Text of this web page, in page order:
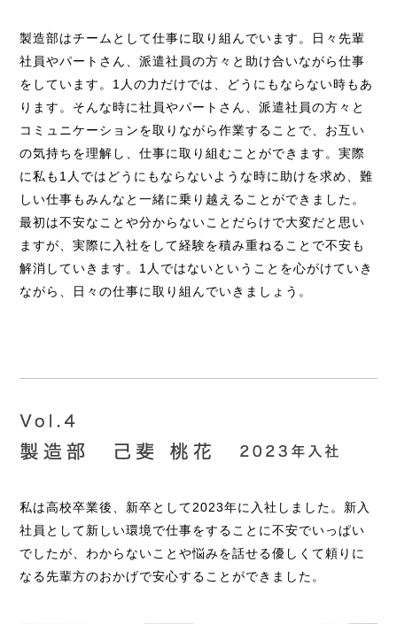
製造部はチームとして仕事に取り組んでいます。日々先輩
社員やパートさん、派遣社員の方々と助け合いながら仕事
をしています。1人の力だけでは、どうにもならない時もあ
ります。そんな時に社員やパートさん、派遣社員の方々と
コミュニケーションを取りながら作業することで、お互い
の気持ちを理解し、仕事に取り組むことができます。実際
に私も1人ではどうにもならないような時に助けを求め、難
しい仕事もみんなと一緒に乗り越えることができました。
最初は不安なことや分からないことだらけで大変だと思い
ますが、実際に入社をして経験を積み重ねることで不安も
解消していきます。1人ではないということを心がけていき
ながら、日々の仕事に取り組んでいきましょう。
私は高校卒業後、新卒として2023年に入社しました。新入
社員として新しい環境で仕事をすることに不安でいっぱい
でしたが、わからないことや悩みを話せる優しくて頼りに
なる先輩方のおかげで安心することができました。